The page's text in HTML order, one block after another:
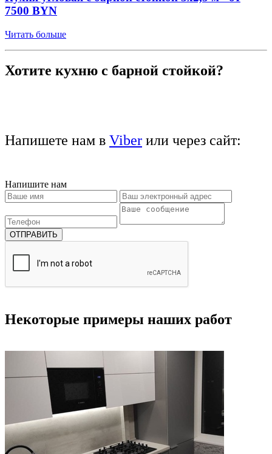
7500 BYN
Читать больше
Хотите кухню с барной стойкой?
Напишете нам в Viber или через сайт:
Напишите нам
Некоторые примеры наших работ